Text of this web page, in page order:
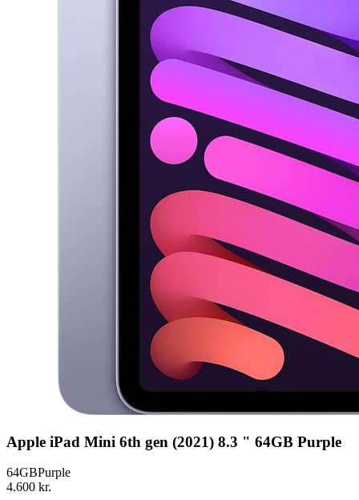
Apple iPad Mini 6th gen (2021) 8.3 " 64GB Purple
64GBPurple
4.600 kr.